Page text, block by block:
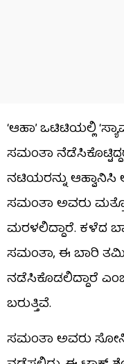
‘ಆಹಾ’ ಒಟಿಟಿಯಲ್ಲಿ
ಸಮಂತಾ
ನಟಿಯರನ್ನು ಆಹ್ವಾನಿಸಿ
ಸಮಂತಾ ಅವರು
ಮರಳಲಿದ್ದಾರೆ. ಕಳೆದ
ಸಮಂತಾ, ಈ ಬಾರಿ
ನಡೆಸಿಕೊಡಲಿದ್ದಾರೆ
ಬರುತ್ತಿವೆ.
ಸಮಂತಾ ಅವರು